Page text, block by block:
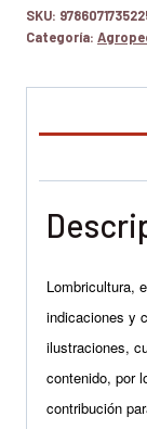
SKU:
Categoría:
Lombricultura,
indicaciones y
ilustraciones,
contenido, por
contribución